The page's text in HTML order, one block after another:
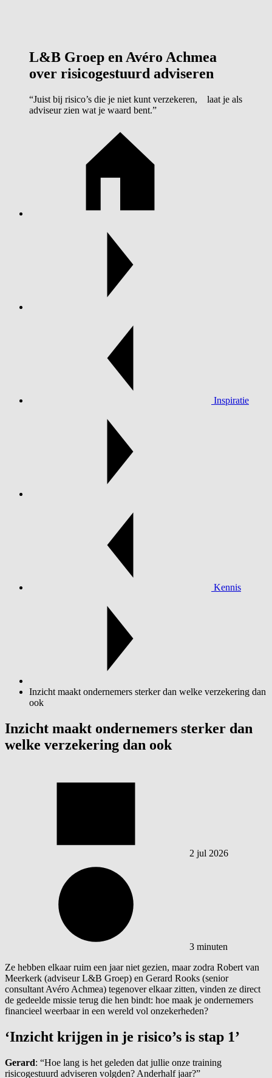
L&B Groep en Avéro Achmea
over risicogestuurd adviseren
“Juist bij risico’s die je niet kunt verzekeren, laat je als
adviseur zien wat je waard bent.”
Inspiratie
Kennis
Inzicht maakt ondernemers sterker dan welke verzekering dan
ook
Inzicht maakt ondernemers sterker dan
welke verzekering dan ook
2 jul 2026
3 minuten
Ze hebben elkaar ruim een jaar niet gezien, maar zodra Robert van
Meerkerk (adviseur L&B Groep) en Gerard Rooks (senior
consultant Avéro Achmea) tegenover elkaar zitten, vinden ze direct
de gedeelde missie terug die hen bindt: hoe maak je ondernemers
financieel weerbaar in een wereld vol onzekerheden?
‘Inzicht krijgen in je risico’s is stap 1’
Gerard: “Hoe lang is het geleden dat jullie onze training
risicogestuurd adviseren volgden? Anderhalf jaar?”